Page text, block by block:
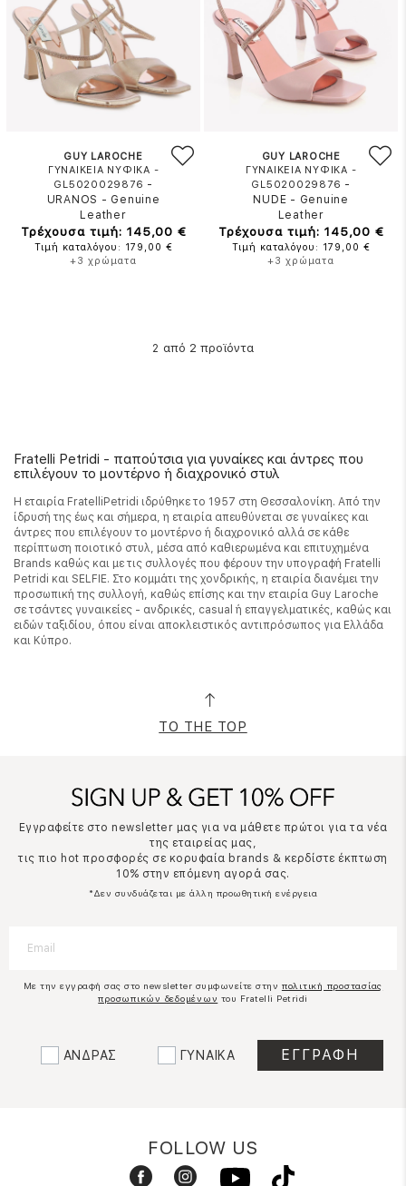
GUY LAROCHE
ΓΥΝΑΙΚΕΙΑ ΝΥΦΙΚΑ -
GL5020029876 -
URANOS - Genuine
Leather
Τρέχουσα τιμή: 145,00 €
Τιμή καταλόγου: 179,00 €
+3 χρώματα
GUY LAROCHE
ΓΥΝΑΙΚΕΙΑ ΝΥΦΙΚΑ -
GL5020029876 -
NUDE - Genuine
Leather
Τρέχουσα τιμή: 145,00 €
Τιμή καταλόγου: 179,00 €
+3 χρώματα
2 από 2 προϊόντα
Fratelli Petridi - παπούτσια για γυναίκες και άντρες που
επιλέγουν το μοντέρνο ή διαχρονικό στυλ
Η εταιρία FratelliPetridi ιδρύθηκε το 1957 στη Θεσσαλονίκη. Από την
ίδρυσή της έως και σήμερα, η εταιρία απευθύνεται σε γυναίκες και
άντρες που επιλέγουν το μοντέρνο ή διαχρονικό αλλά σε κάθε
περίπτωση ποιοτικό στυλ, μέσα από καθιερωμένα και επιτυχημένα
Brands καθώς και με τις συλλογές που φέρουν την υπογραφή Fratelli
Petridi και SELFIE. Στο κομμάτι της χονδρικής, η εταιρία διανέμει την
προσωπική της συλλογή, καθώς επίσης και την εταιρία Guy Laroche
σε τσάντες γυναικείες - ανδρικές, casual ή επαγγελματικές, καθώς και
ειδών ταξιδίου, όπου είναι αποκλειστικός αντιπρόσωπος για Ελλάδα
και Κύπρο.
TO THE TOP
Εγγραφείτε στο newsletter μας για να μάθετε πρώτοι για τα νέα
της εταιρείας μας,
τις πιο hot προσφορές σε κορυφαία brands & κερδίστε έκπτωση
10% στην επόμενη αγορά σας.
*Δεν συνδυάζεται με άλλη προωθητική ενέργεια
Με την εγγραφή σας στο newsletter συμφωνείτε στην πολιτική προστασίας
προσωπικών δεδομένων του Fratelli Petridi
ΑΝΔΡΑΣ ΓΥΝΑΙΚΑ
FOLLOW US